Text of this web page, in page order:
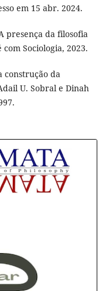
em 15 abr. 2024.
presença da filosofia
Sociologia, 2023.
construção da
U. Sobral e Dinah